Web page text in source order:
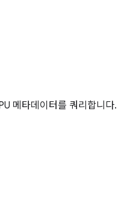
메타데이터를 쿼리합니다.